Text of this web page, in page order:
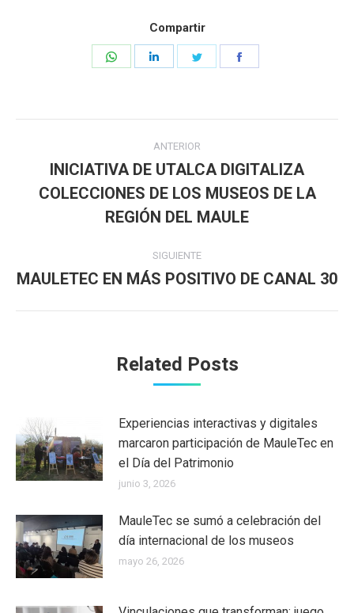
Compartir
Navegación
entre
publicaciones
ANTERIOR
Publicación
anterior:
INICIATIVA DE UTALCA DIGITALIZA
COLECCIONES DE LOS MUSEOS DE LA
REGIÓN DEL MAULE
SIGUIENTE
Publicación
MAULETEC EN MÁS POSITIVO DE CANAL 30
Related Posts
Experiencias interactivas y digitales
marcaron participación de MauleTec en
el Día del Patrimonio
junio 3, 2026
MauleTec se sumó a celebración del
día internacional de los museos
mayo 26, 2026